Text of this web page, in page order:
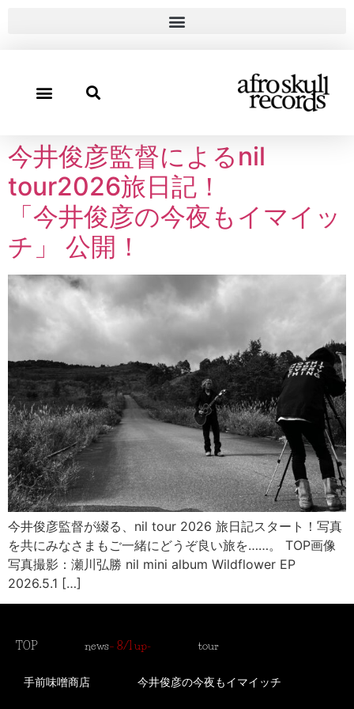
今井俊彦監督によるnil
tour2026旅日記！
「今井俊彦の今夜もイマイッ
チ」 公開！
今井俊彦監督が綴る、nil tour 2026 旅日記スタート！写真
を共にみなさまもご一緒にどうぞ良い旅を……。 TOP画像
写真撮影：瀬川弘勝 nil mini album Wildflower EP
2026.5.1 […]
TOP news– 8/1 up- tour
手前味噌商店 今井俊彦の今夜もイマイッチ